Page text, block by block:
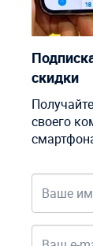
скидки
своего